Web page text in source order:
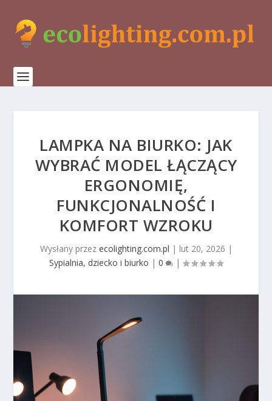
LAMPKA NA BIURKO: JAK
WYBRAĆ MODEL ŁĄCZĄCY
ERGONOMIĘ,
FUNKCJONALNOŚĆ I
KOMFORT WZROKU
Wysłany przez ecolighting.com.pl | lut 20, 2026 |
Sypialnia, dziecko i biurko | 0 |